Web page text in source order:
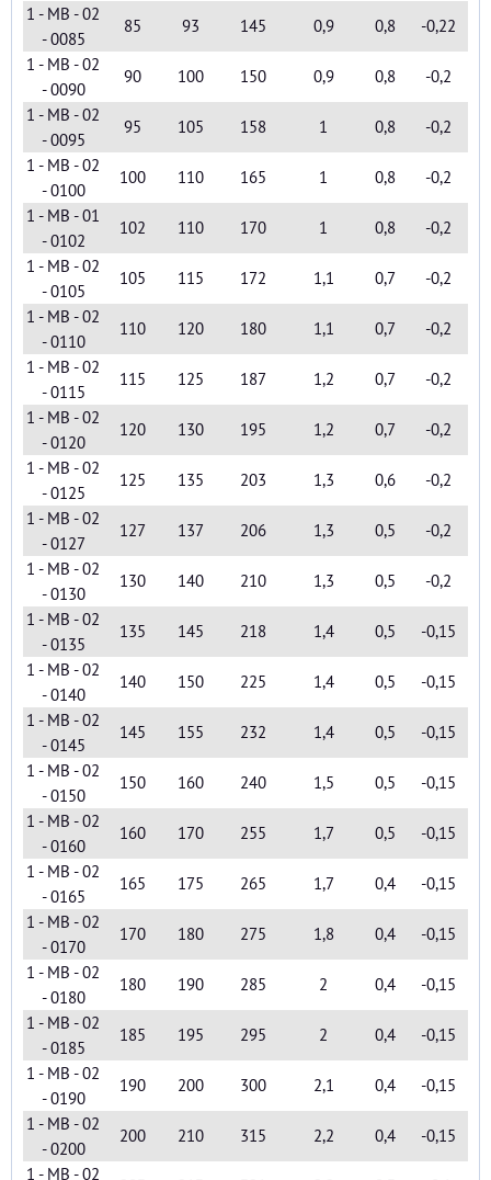
1 - MB - 02
- 0085
85 93 145 0,9 0,8
-0,22
1 - MB - 02
- 0090
90 100 150 0,9 0,8
-0,2
1 - MB - 02
- 0095
95 105 158 1 0,8
-0,2
1 - MB - 02
- 0100
100 110 165 1 0,8
-0,2
1 - MB - 01
- 0102
102 110 170 1 0,8
-0,2
1 - MB - 02
- 0105
105 115 172 1,1 0,7
-0,2
1 - MB - 02
- 0110
110 120 180 1,1 0,7
-0,2
1 - MB - 02
- 0115
115 125 187 1,2 0,7
-0,2
1 - MB - 02
- 0120
120 130 195 1,2 0,7
-0,2
1 - MB - 02
- 0125
125 135 203 1,3 0,6
-0,2
1 - MB - 02
- 0127
127 137 206 1,3 0,5
-0,2
1 - MB - 02
- 0130
130 140 210 1,3 0,5
-0,2
1 - MB - 02
- 0135
135 145 218 1,4 0,5
-0,15
1 - MB - 02
- 0140
140 150 225 1,4 0,5
-0,15
1 - MB - 02
- 0145
145 155 232 1,4 0,5
-0,15
1 - MB - 02
- 0150
150 160 240 1,5 0,5
-0,15
1 - MB - 02
- 0160
160 170 255 1,7 0,5
-0,15
1 - MB - 02
- 0165
165 175 265 1,7 0,4
-0,15
1 - MB - 02
- 0170
170 180 275 1,8 0,4
-0,15
1 - MB - 02
- 0180
180 190 285 2 0,4
-0,15
1 - MB - 02
- 0185
185 195 295 2 0,4
-0,15
1 - MB - 02
- 0190
190 200 300 2,1 0,4
-0,15
1 - MB - 02
- 0200
200 210 315 2,2 0,4
-0,15
1 - MB - 02